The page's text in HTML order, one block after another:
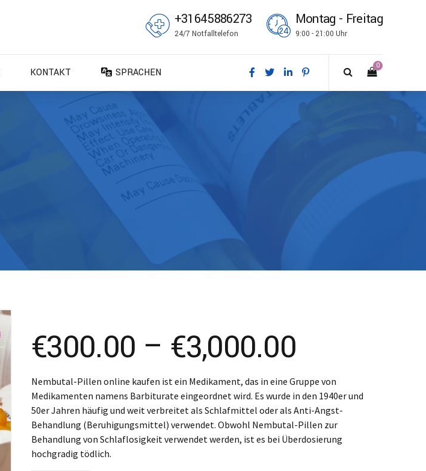
+31645886273
24/7 Notfalltelefon
Montag - Freitag
9:00 - 21:00 Uhr
0
KONTAKT
SPRACHEN
DA – Dansk
DE – Deutsch
EN – English
ES – Español
FR – Français
IT – Italiano
NO – Norsk bokmål
SK – Slovenčina
€300.00 – €3,000.00
range:
€300.00
through
Nembutal-Pillen online kaufen ist ein Medikament, das in eine Gruppe von
Medikamenten namens Barbiturate eingeordnet wird. Es wurde in den 1940er und
50er Jahren häufig und weit verbreitet als Schlafmittel oder als Anti-Angst-
Behandlung (Beruhigungsmittel) verwendet. Obwohl Nembutal-Pillen zur
Behandlung von Schlaflosigkeit verwendet werden, ist es bei Überdosierung
hochgradig tödlich.